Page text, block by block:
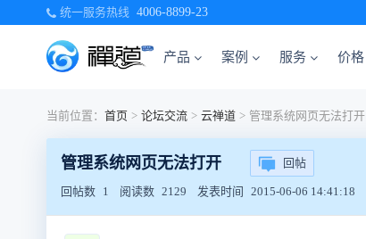
统一服务热线 4006-8899-23
产品 案例 服务 价格
当前位置： 首页 > 论坛交流 > 云禅道 > 管理系统网页无法打开
管理系统网页无法打开 回帖
回帖数 1 阅读数 2129 发表时间 2015-06-06 14:41:18